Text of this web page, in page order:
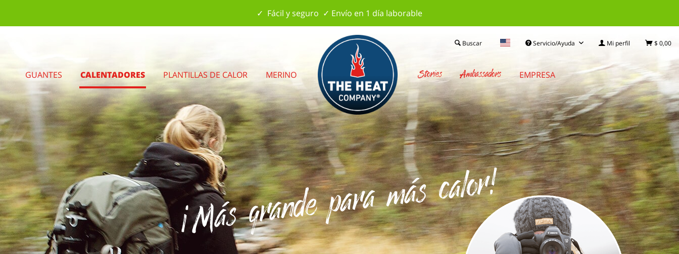
✓ Fácil y seguro ✓ Envío en 1 día laborable
¡Más grande para más calor!
Servicio/Ayuda Mi perfil $ 0,00
Buscar
GUANTES CALENTADORES PLANTILLAS DE CALOR MERINO Stories Ambassadors EMPRESA